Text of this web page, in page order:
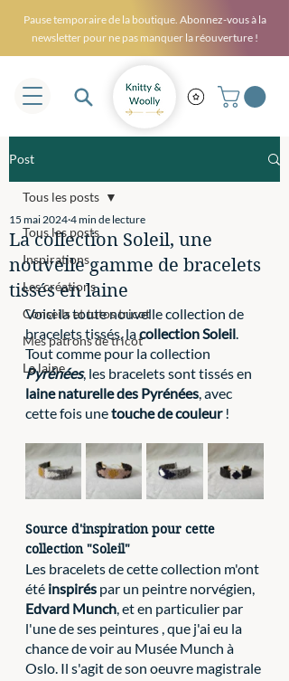
Pause temporaire de la boutique. Abonnez-vous à la
newsletter pour ne pas manquer la réouverture !
Post
Tous les posts
Inspirations
Les créations
Conseils et tutos tricot
Mes patrons de tricot
La laine
Tous les posts
La collection Soleil, une
nouvelle gamme de bracelets
tissés en laine
15 mai 2024 4 min de lecture
Voici la toute nouvelle collection de
bracelets tissés, la collection Soleil.
Tout comme pour la collection
Pyrénées, les bracelets sont tissés en
laine naturelle des Pyrénées, avec
cette fois une touche de couleur !
Source d'inspiration pour cette
collection "Soleil"
Les bracelets de cette collection m'ont
été inspirés par un peintre norvégien,
Edvard Munch, et en particulier par
l'une de ses peintures , que j'ai eu la
chance de voir au Musée Munch à
Oslo. Il s'agit de son oeuvre magistrale